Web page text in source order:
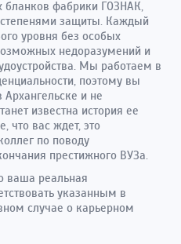
бланков фабрики ГОЗНАК,
защиты. Каждый
уровня без особых
недоразумений и
Мы работаем в
поэтому вы
Архангельске и не
известна история ее
что вас ждет, это
по поводу
престижного ВУЗа.
ваша реальная
указанным в
случае о карьерном